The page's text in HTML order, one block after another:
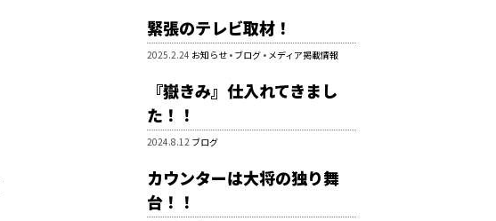
緊張のテレビ取材！
2025.2.24 お知らせ • ブログ • メディア掲載情報
『嶽きみ』仕入れてきまし
た！！
2024.8.12 ブログ
カウンターは大将の独り舞
台！！